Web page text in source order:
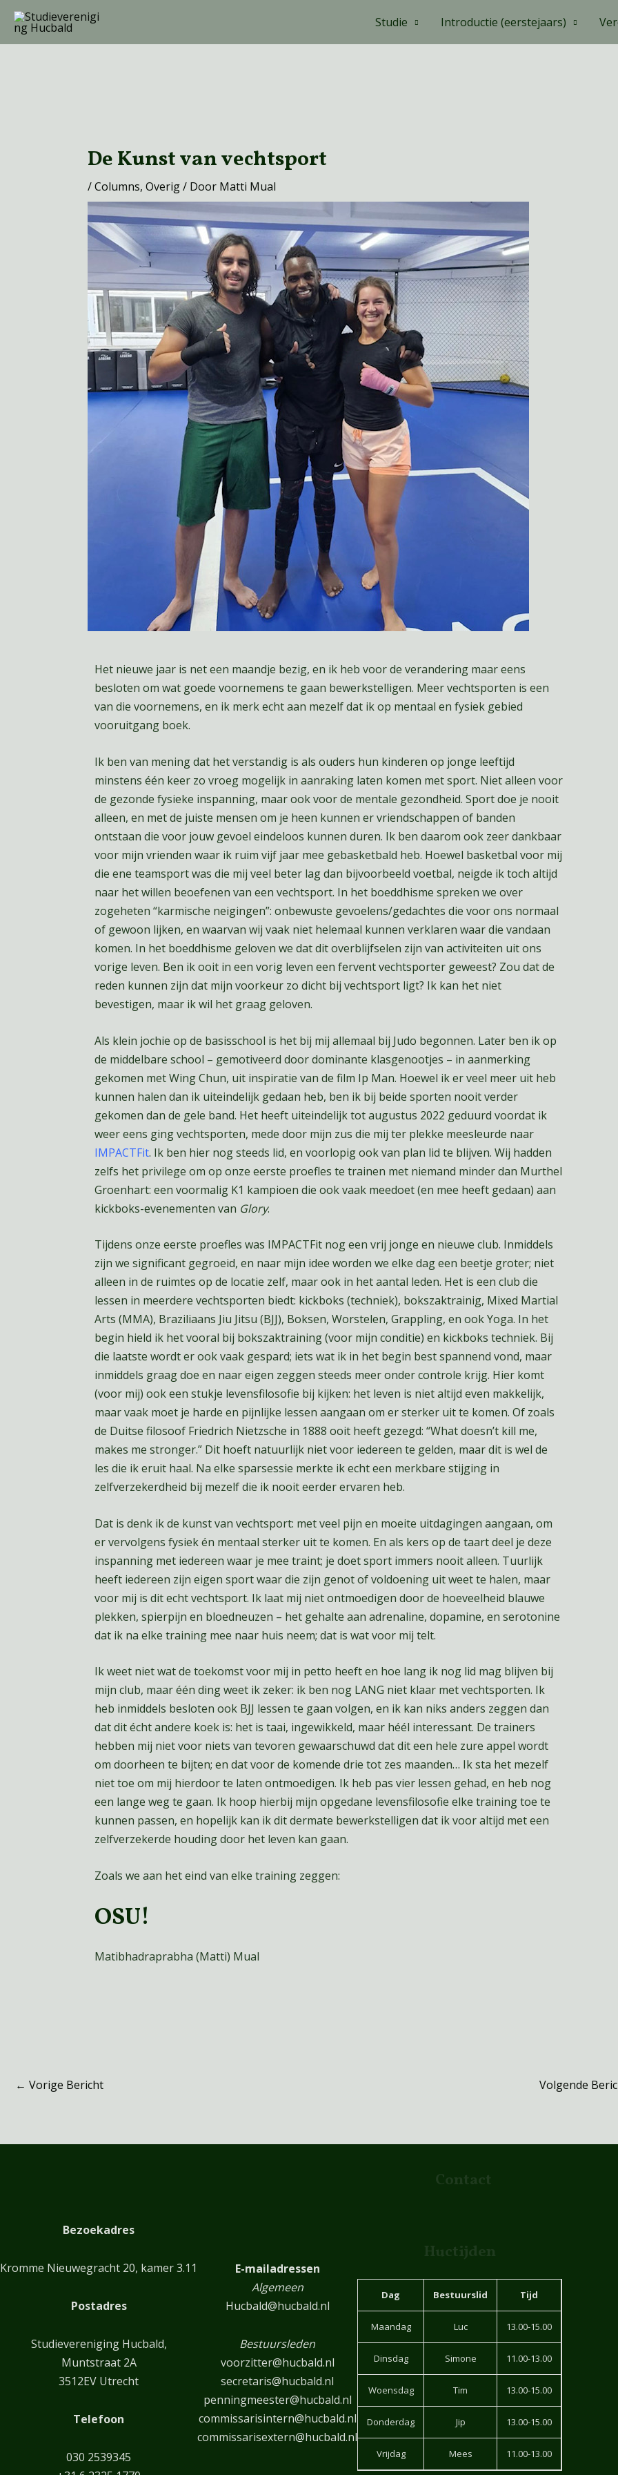
naar
de
Studie Introductie (eerstejaars)
De Kunst van vechtsport
/Columns, Overig/ Door Matti Mual
Het nieuwe jaar is net een maandje bezig, en ik heb voor de verandering maar eens
besloten om wat goede voornemens te gaan bewerkstelligen. Meer vechtsporten is een
van die voornemens, en ik merk echt aan mezelf dat ik op mentaal en fysiek gebied
vooruitgang boek.
Ik ben van mening dat het verstandig is als ouders hun kinderen op jonge leeftijd
minstens één keer zo vroeg mogelijk in aanraking laten komen met sport. Niet alleen voor
de gezonde fysieke inspanning, maar ook voor de mentale gezondheid. Sport doe je nooit
alleen, en met de juiste mensen om je heen kunnen er vriendschappen of banden
ontstaan die voor jouw gevoel eindeloos kunnen duren. Ik ben daarom ook zeer dankbaar
voor mijn vrienden waar ik ruim vijf jaar mee gebasketbald heb. Hoewel basketbal voor mij
die ene teamsport was die mij veel beter lag dan bijvoorbeeld voetbal, neigde ik toch altijd
naar het willen beoefenen van een vechtsport. In het boeddhisme spreken we over
zogeheten “karmische neigingen”: onbewuste gevoelens/gedachtes die voor ons normaal
of gewoon lijken, en waarvan wij vaak niet helemaal kunnen verklaren waar die vandaan
komen. In het boeddhisme geloven we dat dit overblijfselen zijn van activiteiten uit ons
vorige leven. Ben ik ooit in een vorig leven een fervent vechtsporter geweest? Zou dat de
reden kunnen zijn dat mijn voorkeur zo dicht bij vechtsport ligt? Ik kan het niet
bevestigen, maar ik wil het graag geloven.
Als klein jochie op de basisschool is het bij mij allemaal bij Judo begonnen. Later ben ik op
de middelbare school – gemotiveerd door dominante klasgenootjes – in aanmerking
gekomen met Wing Chun, uit inspiratie van de film Ip Man. Hoewel ik er veel meer uit heb
kunnen halen dan ik uiteindelijk gedaan heb, ben ik bij beide sporten nooit verder
gekomen dan de gele band. Het heeft uiteindelijk tot augustus 2022 geduurd voordat ik
weer eens ging vechtsporten, mede door mijn zus die mij ter plekke meesleurde naar
IMPACTFit. Ik ben hier nog steeds lid, en voorlopig ook van plan lid te blijven. Wij hadden
zelfs het privilege om op onze eerste proefles te trainen met niemand minder dan Murthel
Groenhart: een voormalig K1 kampioen die ook vaak meedoet (en mee heeft gedaan) aan
kickboks-evenementen van Glory.
Tijdens onze eerste proefles was IMPACTFit nog een vrij jonge en nieuwe club. Inmiddels
zijn we significant gegroeid, en naar mijn idee worden we elke dag een beetje groter; niet
alleen in de ruimtes op de locatie zelf, maar ook in het aantal leden. Het is een club die
lessen in meerdere vechtsporten biedt: kickboks (techniek), bokszaktrainig, Mixed Martial
Arts (MMA), Braziliaans Jiu Jitsu (BJJ), Boksen, Worstelen, Grappling, en ook Yoga. In het
begin hield ik het vooral bij bokszaktraining (voor mijn conditie) en kickboks techniek. Bij
die laatste wordt er ook vaak gespard; iets wat ik in het begin best spannend vond, maar
inmiddels graag doe en naar eigen zeggen steeds meer onder controle krijg. Hier komt
(voor mij) ook een stukje levensfilosofie bij kijken: het leven is niet altijd even makkelijk,
maar vaak moet je harde en pijnlijke lessen aangaan om er sterker uit te komen. Of zoals
de Duitse filosoof Friedrich Nietzsche in 1888 ooit heeft gezegd: “What doesn’t kill me,
makes me stronger.” Dit hoeft natuurlijk niet voor iedereen te gelden, maar dit is wel de
les die ik eruit haal. Na elke sparsessie merkte ik echt een merkbare stijging in
zelfverzekerdheid bij mezelf die ik nooit eerder ervaren heb.
Dat is denk ik de kunst van vechtsport: met veel pijn en moeite uitdagingen aangaan, om
er vervolgens fysiek én mentaal sterker uit te komen. En als kers op de taart deel je deze
inspanning met iedereen waar je mee traint; je doet sport immers nooit alleen. Tuurlijk
heeft iedereen zijn eigen sport waar die zijn genot of voldoening uit weet te halen, maar
voor mij is dit echt vechtsport. Ik laat mij niet ontmoedigen door de hoeveelheid blauwe
plekken, spierpijn en bloedneuzen – het gehalte aan adrenaline, dopamine, en serotonine
dat ik na elke training mee naar huis neem; dat is wat voor mij telt.
Ik weet niet wat de toekomst voor mij in petto heeft en hoe lang ik nog lid mag blijven bij
mijn club, maar één ding weet ik zeker: ik ben nog LANG niet klaar met vechtsporten. Ik
heb inmiddels besloten ook BJJ lessen te gaan volgen, en ik kan niks anders zeggen dan
dat dit écht andere koek is: het is taai, ingewikkeld, maar héél interessant. De trainers
hebben mij niet voor niets van tevoren gewaarschuwd dat dit een hele zure appel wordt
om doorheen te bijten; en dat voor de komende drie tot zes maanden… Ik sta het mezelf
niet toe om mij hierdoor te laten ontmoedigen. Ik heb pas vier lessen gehad, en heb nog
een lange weg te gaan. Ik hoop hierbij mijn opgedane levensfilosofie elke training toe te
kunnen passen, en hopelijk kan ik dit dermate bewerkstelligen dat ik voor altijd met een
zelfverzekerde houding door het leven kan gaan.
Zoals we aan het eind van elke training zeggen:
OSU!
Matibhadraprabha (Matti) Mual
← Vorige Bericht Volgende
Contact
Bezoekadres
Kromme Nieuwegracht 20, kamer 3.11
Postadres
Studievereniging Hucbald,
Muntstraat 2A
3512EV Utrecht
Telefoon
030 2539345
E-mailadressen
Algemeen
Hucbald@hucbald.nl
Bestuursleden
voorzitter@hucbald.nl
secretaris@hucbald.nl
penningmeester@hucbald.nl
commissarisintern@hucbald.nl
commissarisextern@hucbald.nl
Huctijden
Dag Bestuurslid Tijd
Maandag Luc 13.00-15.00
Dinsdag Simone 11.00-13.00
Woensdag Tim 13.00-15.00
Donderdag Jip 13.00-15.00
Vrijdag Mees 11.00-13.00